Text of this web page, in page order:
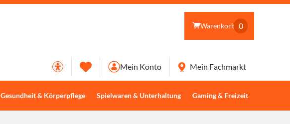
Warenkorb 0
Gesundheit & Körperpflege Spielwaren & Unterhaltung Gaming & Freizeit
Mein Konto Mein Fachmarkt